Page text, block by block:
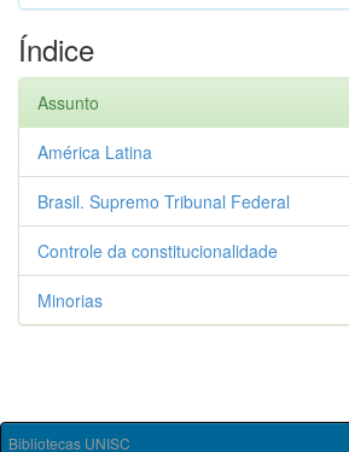
Índice
Assunto
América Latina
Brasil. Supremo Tribunal Federal
Controle da constitucionalidade
Minorias
Bibliotecas UNISC